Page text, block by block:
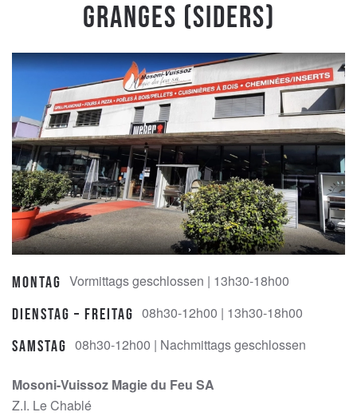
Granges (Siders)
Montag Vormittags geschlossen | 13h30-18h00
Dienstag – Freitag 08h30-12h00 | 13h30-18h00
Samstag 08h30-12h00 | Nachmittags geschlossen
Mosoni-Vuissoz Magie du Feu SA
Z.I. Le Chablé